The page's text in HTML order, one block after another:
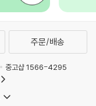
주문/배송
중고샵 1566-4295